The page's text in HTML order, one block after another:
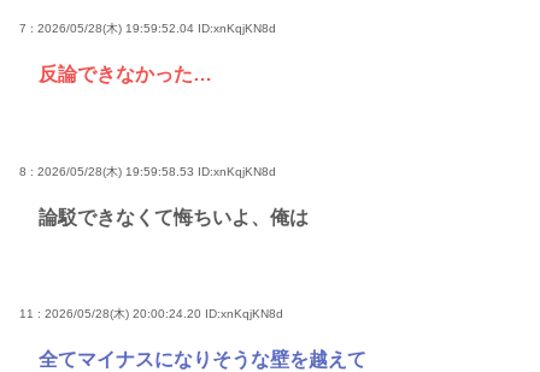
7 : 2026/05/28(木) 19:59:52.04 ID:xnKqjKN8d
反論できなかった…
8 : 2026/05/28(木) 19:59:58.53 ID:xnKqjKN8d
論駁できなくて悔ちいよ、俺は
11 : 2026/05/28(木) 20:00:24.20 ID:xnKqjKN8d
全てマイナスになりそうな壁を越えて